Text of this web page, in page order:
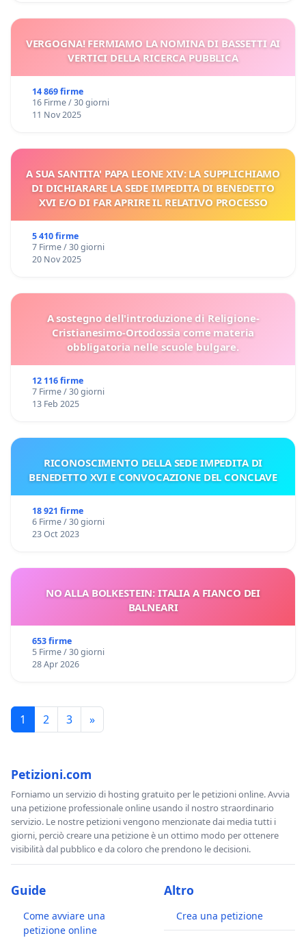
VERGOGNA! FERMIAMO LA NOMINA DI BASSETTI AI
VERTICI DELLA RICERCA PUBBLICA
14 869 firme
16 Firme / 30 giorni
11 Nov 2025
A SUA SANTITA' PAPA LEONE XIV: LA SUPPLICHIAMO
DI DICHIARARE LA SEDE IMPEDITA DI BENEDETTO
XVI E/O DI FAR APRIRE IL RELATIVO PROCESSO
5 410 firme
7 Firme / 30 giorni
20 Nov 2025
A sostegno dell'introduzione di Religione-
Cristianesimo-Ortodossia come materia
obbligatoria nelle scuole bulgare.
12 116 firme
7 Firme / 30 giorni
13 Feb 2025
RICONOSCIMENTO DELLA SEDE IMPEDITA DI
BENEDETTO XVI E CONVOCAZIONE DEL CONCLAVE
18 921 firme
6 Firme / 30 giorni
23 Oct 2023
NO ALLA BOLKESTEIN: ITALIA A FIANCO DEI
BALNEARI
653 firme
5 Firme / 30 giorni
28 Apr 2026
1 2 3 »
Petizioni.com
Forniamo un servizio di hosting gratuito per le petizioni online. Avvia
una petizione professionale online usando il nostro straordinario
servizio. Le nostre petizioni vengono menzionate dai media tutti i
giorni, perciò creare una petizione è un ottimo modo per ottenere
visibilità dal pubblico e da coloro che prendono le decisioni.
Guide
Come avviare una
petizione online
Altro
Crea una petizione